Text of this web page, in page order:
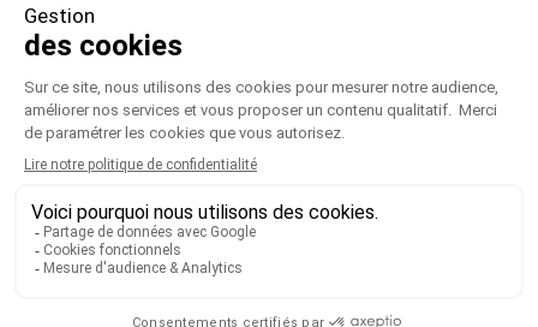
VOTRE COMPTE
CGV|CGU |Mentions légales
Paiement sécurisé
Télécharger notre catalogue